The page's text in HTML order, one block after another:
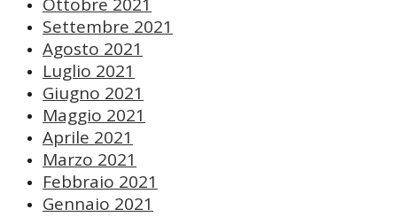
Ottobre 2021
Settembre 2021
Agosto 2021
Luglio 2021
Giugno 2021
Maggio 2021
Aprile 2021
Marzo 2021
Febbraio 2021
Gennaio 2021